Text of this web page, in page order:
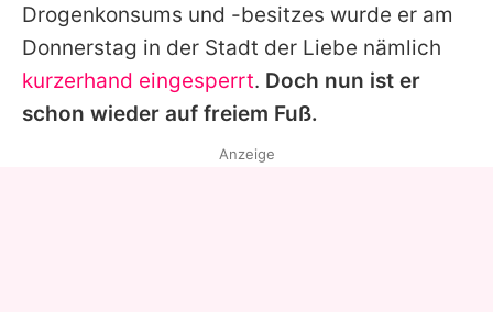
Drogenkonsums und -besitzes wurde er am
Donnerstag in der Stadt der Liebe nämlich
kurzerhand eingesperrt. Doch nun ist er
schon wieder auf freiem Fuß.
Anzeige